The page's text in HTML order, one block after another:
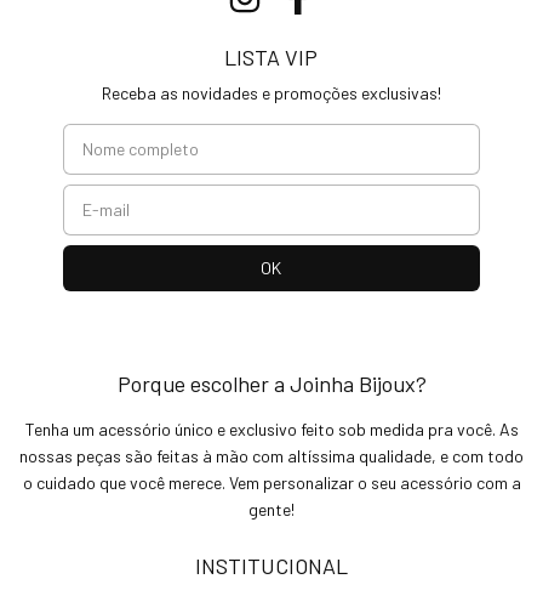
LISTA VIP
Receba as novidades e promoções exclusivas!
Porque escolher a Joinha Bijoux?
Tenha um acessório único e exclusivo feito sob medida pra você. As
nossas peças são feitas à mão com altíssima qualidade, e com todo
o cuidado que você merece. Vem personalizar o seu acessório com a
gente!
INSTITUCIONAL